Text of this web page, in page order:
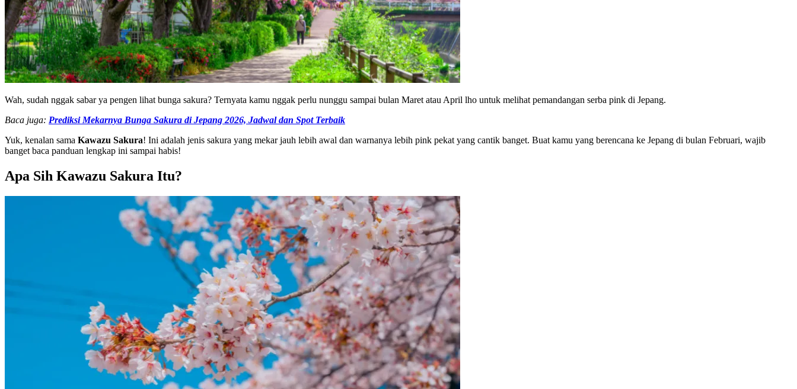
Wah, sudah nggak sabar ya pengen lihat bunga sakura? Ternyata kamu nggak perlu nunggu sampai bulan Maret atau April lho untuk melihat pemandangan serba pink di Jepang.
Baca juga: Prediksi Mekarnya Bunga Sakura di Jepang 2026, Jadwal dan Spot Terbaik
Yuk, kenalan sama Kawazu Sakura! Ini adalah jenis sakura yang mekar jauh lebih awal dan warnanya lebih pink pekat yang cantik banget. Buat kamu yang berencana ke Jepang di bulan Februari, wajib
banget baca panduan lengkap ini sampai habis!
Apa Sih Kawazu Sakura Itu?